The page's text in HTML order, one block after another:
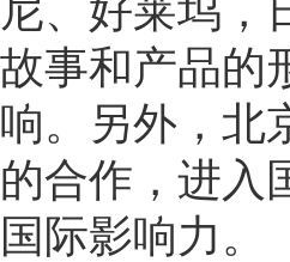
尼、好莱坞，
故事和产品的
响。另外，北
的合作，进入
国际影响力。